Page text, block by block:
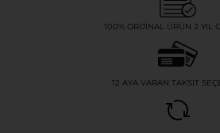
100% ORIJINAL ÜRÜN 2 YIL
12 AYA VARAN TAKSIT